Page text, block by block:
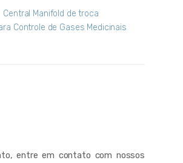
Central Manifold de troca
Controle de Gases Medicinais
entre em contato com nossos